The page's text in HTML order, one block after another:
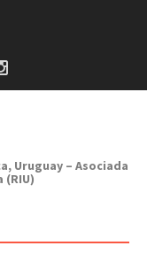
Uruguay – Asociada